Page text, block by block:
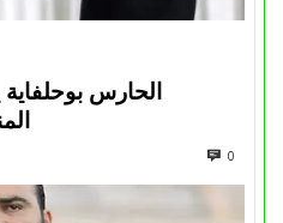
الحارس
0